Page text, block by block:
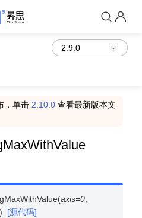
，单击 2.10.0 查看最新版本文
(axis=0
) [源代码]